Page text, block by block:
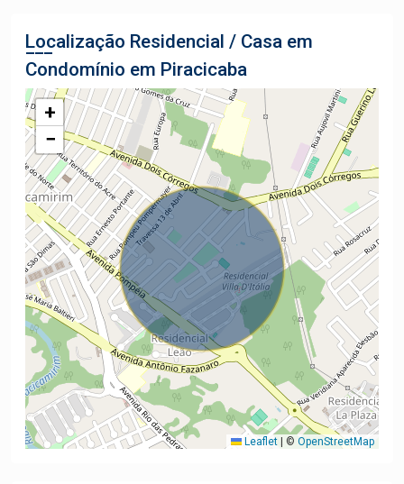
Localização Residencial / Casa em
Condomínio em Piracicaba
+
−
Leaflet © OpenStreetMap